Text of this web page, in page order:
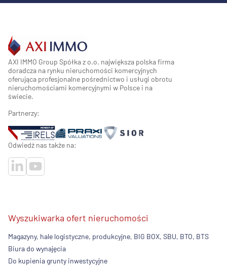
AXI IMMO Group Spółka z o.o. największa polska firma
doradcza na rynku nieruchomości komercyjnych
oferująca profesjonalne pośrednictwo i usługi obrotu
nieruchomościami komercyjnymi w Polsce i na
świecie.
Partnerzy:
Odwiedź nas także na:
Wyszukiwarka ofert nieruchomości
Magazyny, hale logistyczne, produkcyjne, BIG BOX, SBU, BTO, BTS
Biura do wynajęcia
Do kupienia grunty inwestycyjne